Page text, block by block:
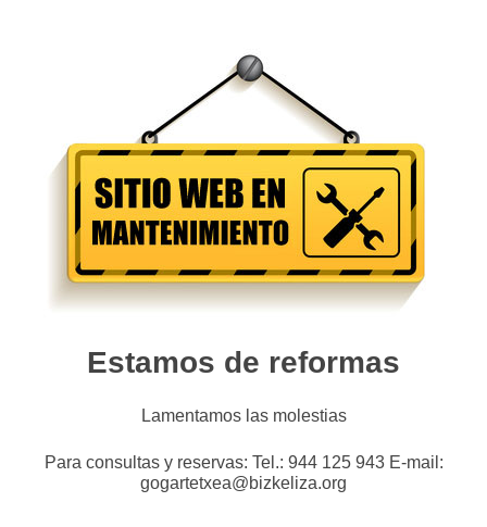
Estamos de reformas
Lamentamos las molestias
Para consultas y reservas: Tel.: 944 125 943 E-mail:
gogartetxea@bizkeliza.org